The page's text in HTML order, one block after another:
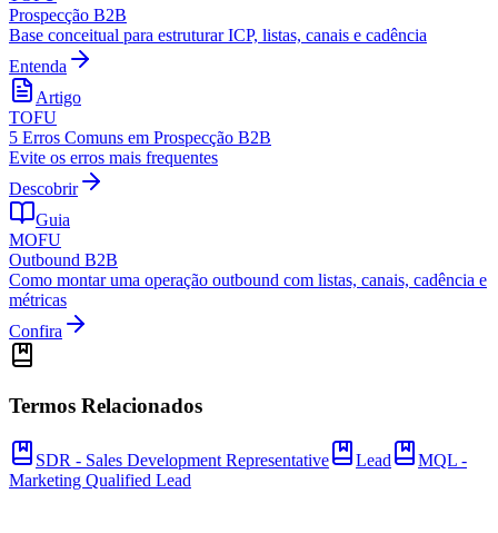
Prospecção B2B
Base conceitual para estruturar ICP, listas, canais e cadência
Entenda
Artigo
TOFU
5 Erros Comuns em Prospecção B2B
Evite os erros mais frequentes
Descobrir
Guia
MOFU
Outbound B2B
Como montar uma operação outbound com listas, canais, cadência e
métricas
Confira
Termos Relacionados
SDR - Sales Development Representative Lead
MQL -
Marketing Qualified Lead